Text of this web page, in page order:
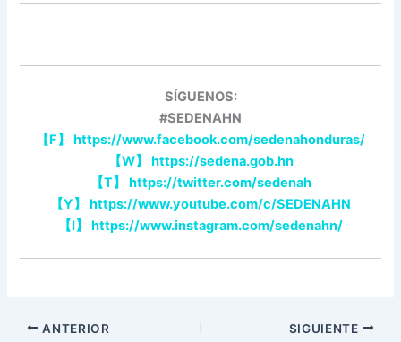
SÍGUENOS:
#SEDENAHN
【F】
https://www.facebook.com/sedenahonduras/
【W】
https://sedena.gob.hn
【T】
https://twitter.com/sedenah
【Y】
https://www.youtube.com/c/SEDENAHN
【I】 https://www.instagram.com/sedenahn/
ANTERIOR SIGUIENTE